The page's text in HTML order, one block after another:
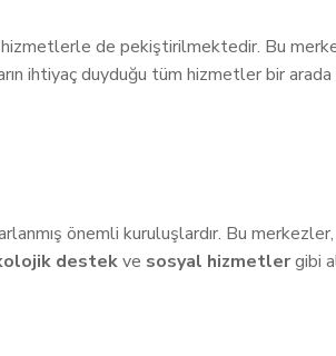
de pekiştirilmektedir. Bu
ihtiyaç duyduğu tüm hizmetler bir
önemli kuruluşlardır. Bu
destekve sosyal hizmetlergibi